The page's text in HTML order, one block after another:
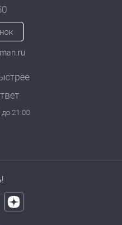
21:00